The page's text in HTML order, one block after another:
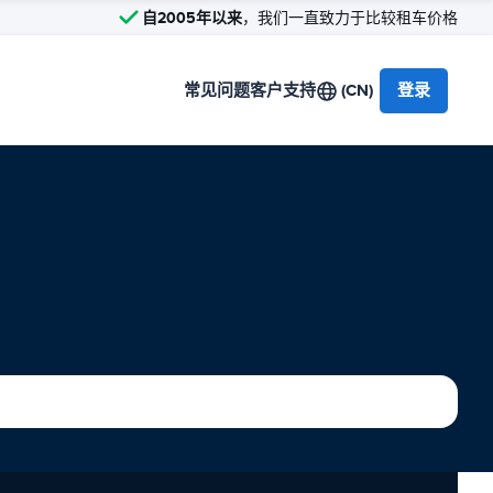
自2005年以来，我们一直致力于比较租车价格
常见问题客户支持 (CN) 登录